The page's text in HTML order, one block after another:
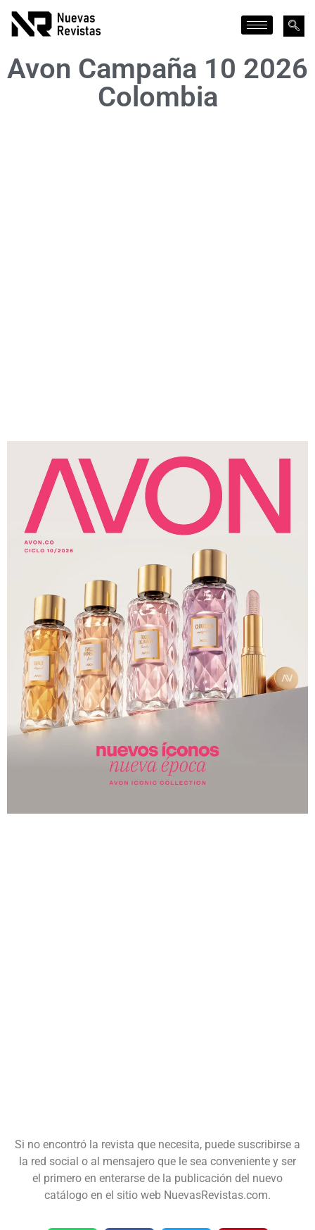
Avon Campaña 10 2026
Colombia
Si no encontró la revista que necesita, puede suscribirse a
la red social o al mensajero que le sea conveniente y ser
el primero en enterarse de la publicación del nuevo
catálogo en el sitio web NuevasRevistas.com.